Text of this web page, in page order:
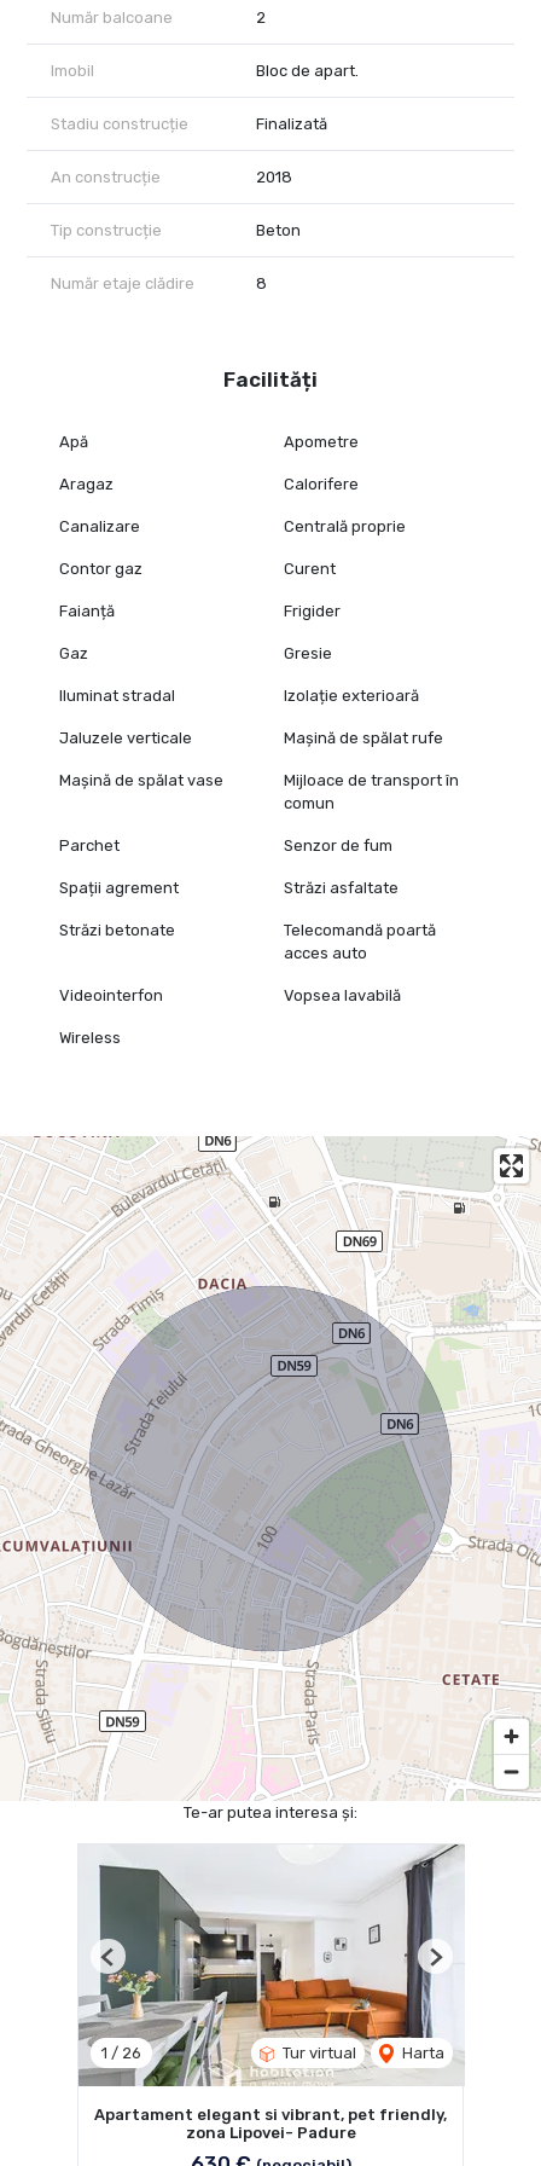
Număr balcoane 2
Imobil Bloc de apart.
Stadiu construcție Finalizată
An construcție 2018
Tip construcție Beton
Număr etaje clădire 8
Facilități
Apă Apometre
Aragaz Calorifere
Canalizare Centrală proprie
Contor gaz Curent
Faianță Frigider
Gaz Gresie
Iluminat stradal Izolație exterioară
Jaluzele verticale Mașină de spălat rufe
Mașină de spălat vase
Mijloace de transport în
comun
Parchet Senzor de fum
Spații agrement Străzi asfaltate
Străzi betonate
Telecomandă poartă
acces auto
Videointerfon Vopsea lavabilă
Wireless
Te-ar putea interesa și:
1 / 26 Tur virtual Harta
Previous Next
Apartament elegant si vibrant, pet friendly,
zona Lipovei- Padure